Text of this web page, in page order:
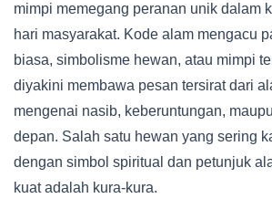
mimpi memegang peranan unik dalam
hari masyarakat. Kode alam mengacu
biasa, simbolisme hewan, atau mimpi
diyakini membawa pesan tersirat dari
mengenai nasib, keberuntungan,
depan. Salah satu hewan yang sering
dengan simbol spiritual dan petunjuk
kuat adalah kura-kura.